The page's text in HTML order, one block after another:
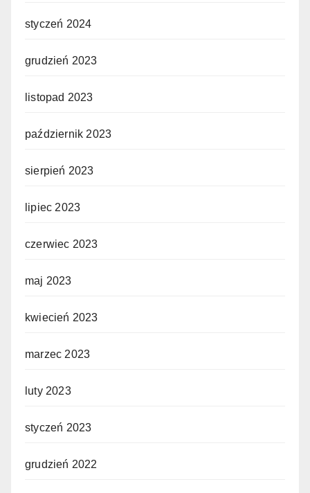
styczeń 2024
grudzień 2023
listopad 2023
październik 2023
sierpień 2023
lipiec 2023
czerwiec 2023
maj 2023
kwiecień 2023
marzec 2023
luty 2023
styczeń 2023
grudzień 2022